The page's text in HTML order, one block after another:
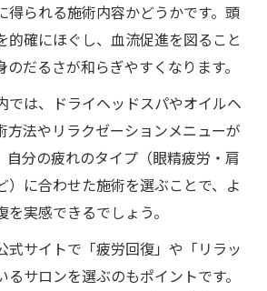
得られる施術内容かどうかです。頭
的確にほぐし、血流促進を図ること
だるさが和らぎやすくなります。
では、ドライヘッドスパやオイルヘ
方法やリラクゼーションメニューが
自分の疲れのタイプ（眼精疲労・肩
）に合わせた施術を選ぶことで、よ
実感できるでしょう。
式サイトで「疲労回復」や「リラッ
サロンを選ぶのもポイントです。